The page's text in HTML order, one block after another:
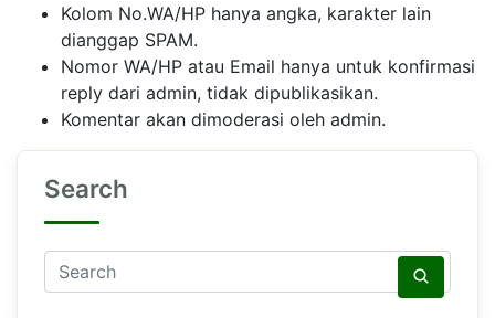
Kolom No.WA/HP hanya angka, karakter lain
dianggap SPAM.
Nomor WA/HP atau Email hanya untuk konfirmasi
reply dari admin, tidak dipublikasikan.
Komentar akan dimoderasi oleh admin.
Search